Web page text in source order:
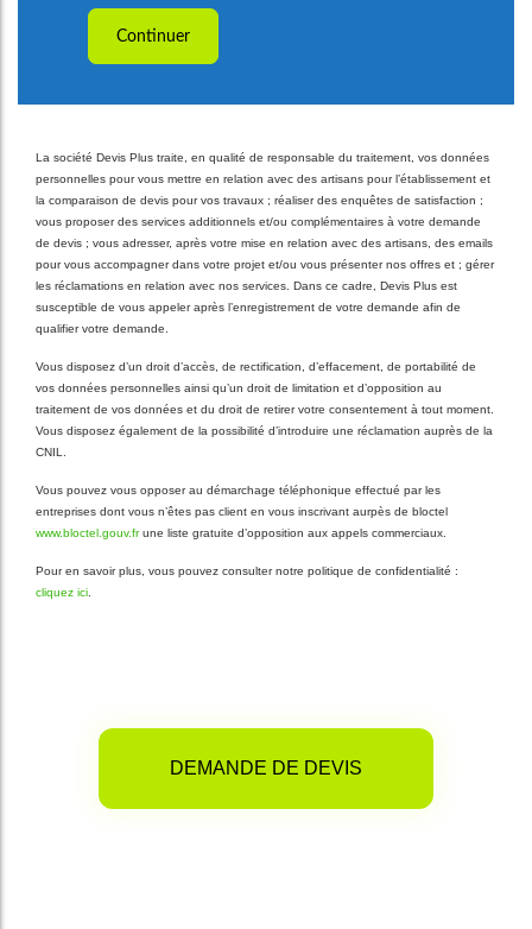
Continuer
La société Devis Plus traite, en qualité de responsable du traitement, vos données
personnelles pour vous mettre en relation avec des artisans pour l’établissement et
la comparaison de devis pour vos travaux ; réaliser des enquêtes de satisfaction ;
vous proposer des services additionnels et/ou complémentaires à votre demande
de devis ; vous adresser, après votre mise en relation avec des artisans, des emails
pour vous accompagner dans votre projet et/ou vous présenter nos offres et ; gérer
les réclamations en relation avec nos services. Dans ce cadre, Devis Plus est
susceptible de vous appeler après l’enregistrement de votre demande afin de
qualifier votre demande.
Vous disposez d’un droit d’accès, de rectification, d’effacement, de portabilité de
vos données personnelles ainsi qu’un droit de limitation et d’opposition au
traitement de vos données et du droit de retirer votre consentement à tout moment.
Vous disposez également de la possibilité d’introduire une réclamation auprès de la
CNIL.
Vous pouvez vous opposer au démarchage téléphonique effectué par les
entreprises dont vous n’êtes pas client en vous inscrivant aurpès de bloctel
www.bloctel.gouv.frune liste gratuite d’opposition aux appels commerciaux.
Pour en savoir plus, vous pouvez consulter notre politique de confidentialité :
cliquez ici
DEMANDE DE DEVIS